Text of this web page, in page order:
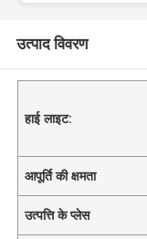
उत्पाद विवरण
हाई लाइट:
आपूर्ति की क्षमता
उत्पत्ति के प्लेस